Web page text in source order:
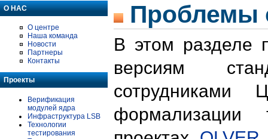
О НАС
О центре
Наша команда
Новости
Партнеры
Контакты
Проекты
Верификация
модулей ядра
Инфраструктура LSB
Технологии
тестирования
Проблемы
В этом разделе
версиям
формализации